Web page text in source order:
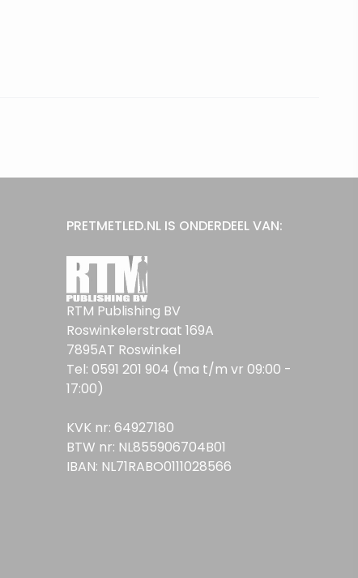
PRETMETLED.NL IS ONDERDEEL VAN:
RTM Publishing BV
Roswinkelerstraat 169A
7895AT Roswinkel
Tel: 0591 201 904 (ma t/m vr 09:00 -
17:00)
KVK nr: 64927180
BTW nr: NL855906704B01
IBAN: NL71RABO0111028566